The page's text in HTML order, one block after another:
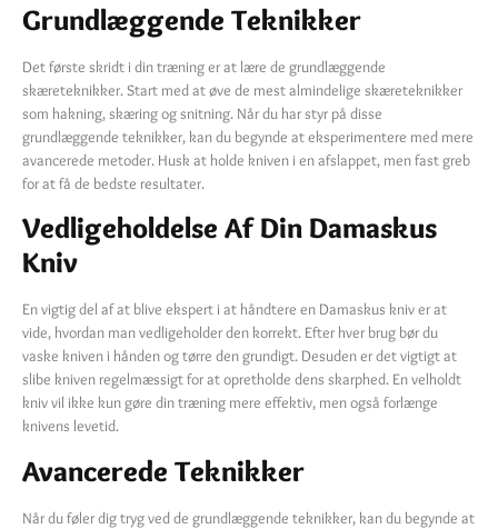
Grundlæggende Teknikker
Det første skridt i din træning er at lære de grundlæggende
skæreteknikker. Start med at øve de mest almindelige skæreteknikker
som hakning, skæring og snitning. Når du har styr på disse
grundlæggende teknikker, kan du begynde at eksperimentere med mere
avancerede metoder. Husk at holde kniven i en afslappet, men fast greb
for at få de bedste resultater.
Vedligeholdelse Af Din Damaskus
Kniv
En vigtig del af at blive ekspert i at håndtere en Damaskus kniv er at
vide, hvordan man vedligeholder den korrekt. Efter hver brug bør du
vaske kniven i hånden og tørre den grundigt. Desuden er det vigtigt at
slibe kniven regelmæssigt for at opretholde dens skarphed. En velholdt
kniv vil ikke kun gøre din træning mere effektiv, men også forlænge
knivens levetid.
Avancerede Teknikker
Når du føler dig tryg ved de grundlæggende teknikker, kan du begynde at